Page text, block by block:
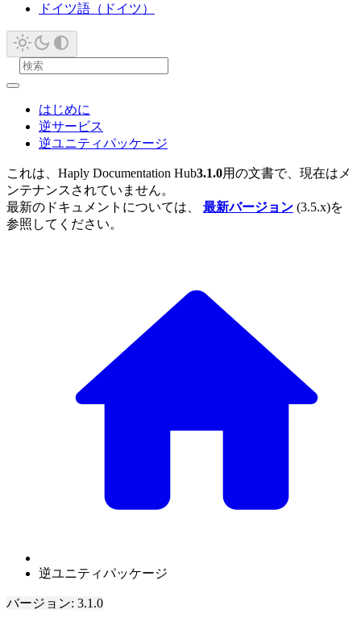
ドイツ語（ドイツ）
はじめに
逆サービス
逆ユニティパッケージ
これは、Haply Documentation Hub3.1.0用の文書で、現在はメ
ンテナンスされていません。
最新のドキュメントについては、 最新バージョン (3.5.x)を
参照してください。
逆ユニティパッケージ
バージョン: 3.1.0